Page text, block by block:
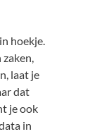
hoekje.
laat je
dat
je ook
in